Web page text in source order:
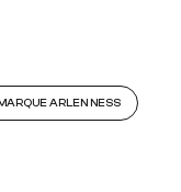
ARLEN NESS